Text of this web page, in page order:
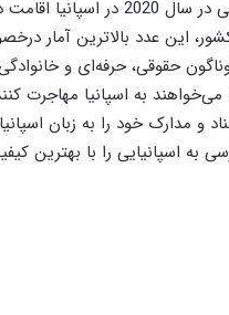
براساس آمارهای موجود، نزدیک به شش میلیون
این عدد بالاترین آمار
حقوقی، حرفه‌ای و
به اسپانیا مهاجرت
و مدارک خود را به زبان
به اسپانیایی را با بهترین